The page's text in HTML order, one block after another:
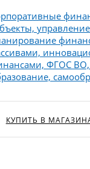
ФГОС ВО,
КУПИТЬ В